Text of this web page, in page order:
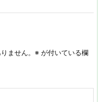
ません。 ※ が付いている欄